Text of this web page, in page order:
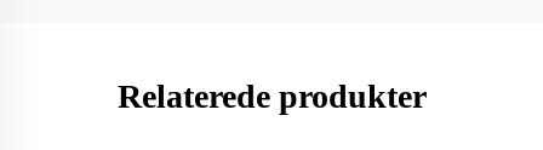
Relaterede produkter